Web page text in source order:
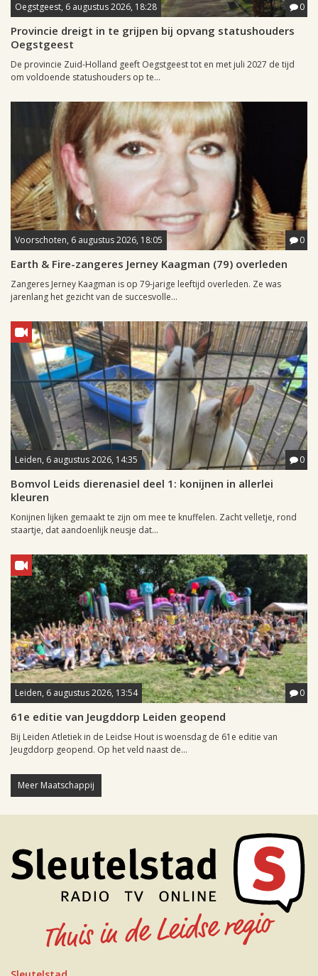
Oegstgeest, 6 augustus 2026, 18:28 0
Provincie dreigt in te grijpen bij opvang statushouders
Oegstgeest
De provincie Zuid-Holland geeft Oegstgeest tot en met juli 2027 de tijd
om voldoende statushouders op te...
Voorschoten, 6 augustus 2026, 18:05 0
Earth & Fire-zangeres Jerney Kaagman (79) overleden
Zangeres Jerney Kaagman is op 79-jarige leeftijd overleden. Ze was
jarenlang het gezicht van de succesvolle...
Leiden, 6 augustus 2026, 14:35 0
Bomvol Leids dierenasiel deel 1: konijnen in allerlei
kleuren
Konijnen lijken gemaakt te zijn om mee te knuffelen. Zacht velletje, rond
staartje, dat aandoenlijk neusje dat...
Leiden, 6 augustus 2026, 13:54 0
61e editie van Jeugddorp Leiden geopend
Bij Leiden Atletiek in de Leidse Hout is woensdag de 61e editie van
Jeugddorp geopend. Op het veld naast de...
Meer Maatschappij